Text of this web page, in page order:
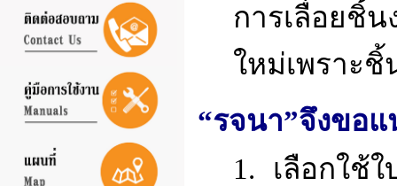
การเลื่อยชิ้
ใหม่เพราะ
“รจนา”จึงขอ
1.
เลือกใช้